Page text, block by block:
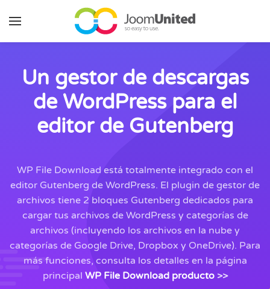
Saltar al contenido principal
Un gestor de descargas
de WordPress para el
editor de Gutenberg
WP File Download está totalmente integrado con el
editor Gutenberg de WordPress. El plugin de gestor de
archivos tiene 2 bloques Gutenberg dedicados para
cargar tus archivos de WordPress y categorías de
archivos (incluyendo los archivos en la nube y
categorías de Google Drive, Dropbox y OneDrive). Para
más funciones, consulta los detalles en la página
principal WP File Download producto>>